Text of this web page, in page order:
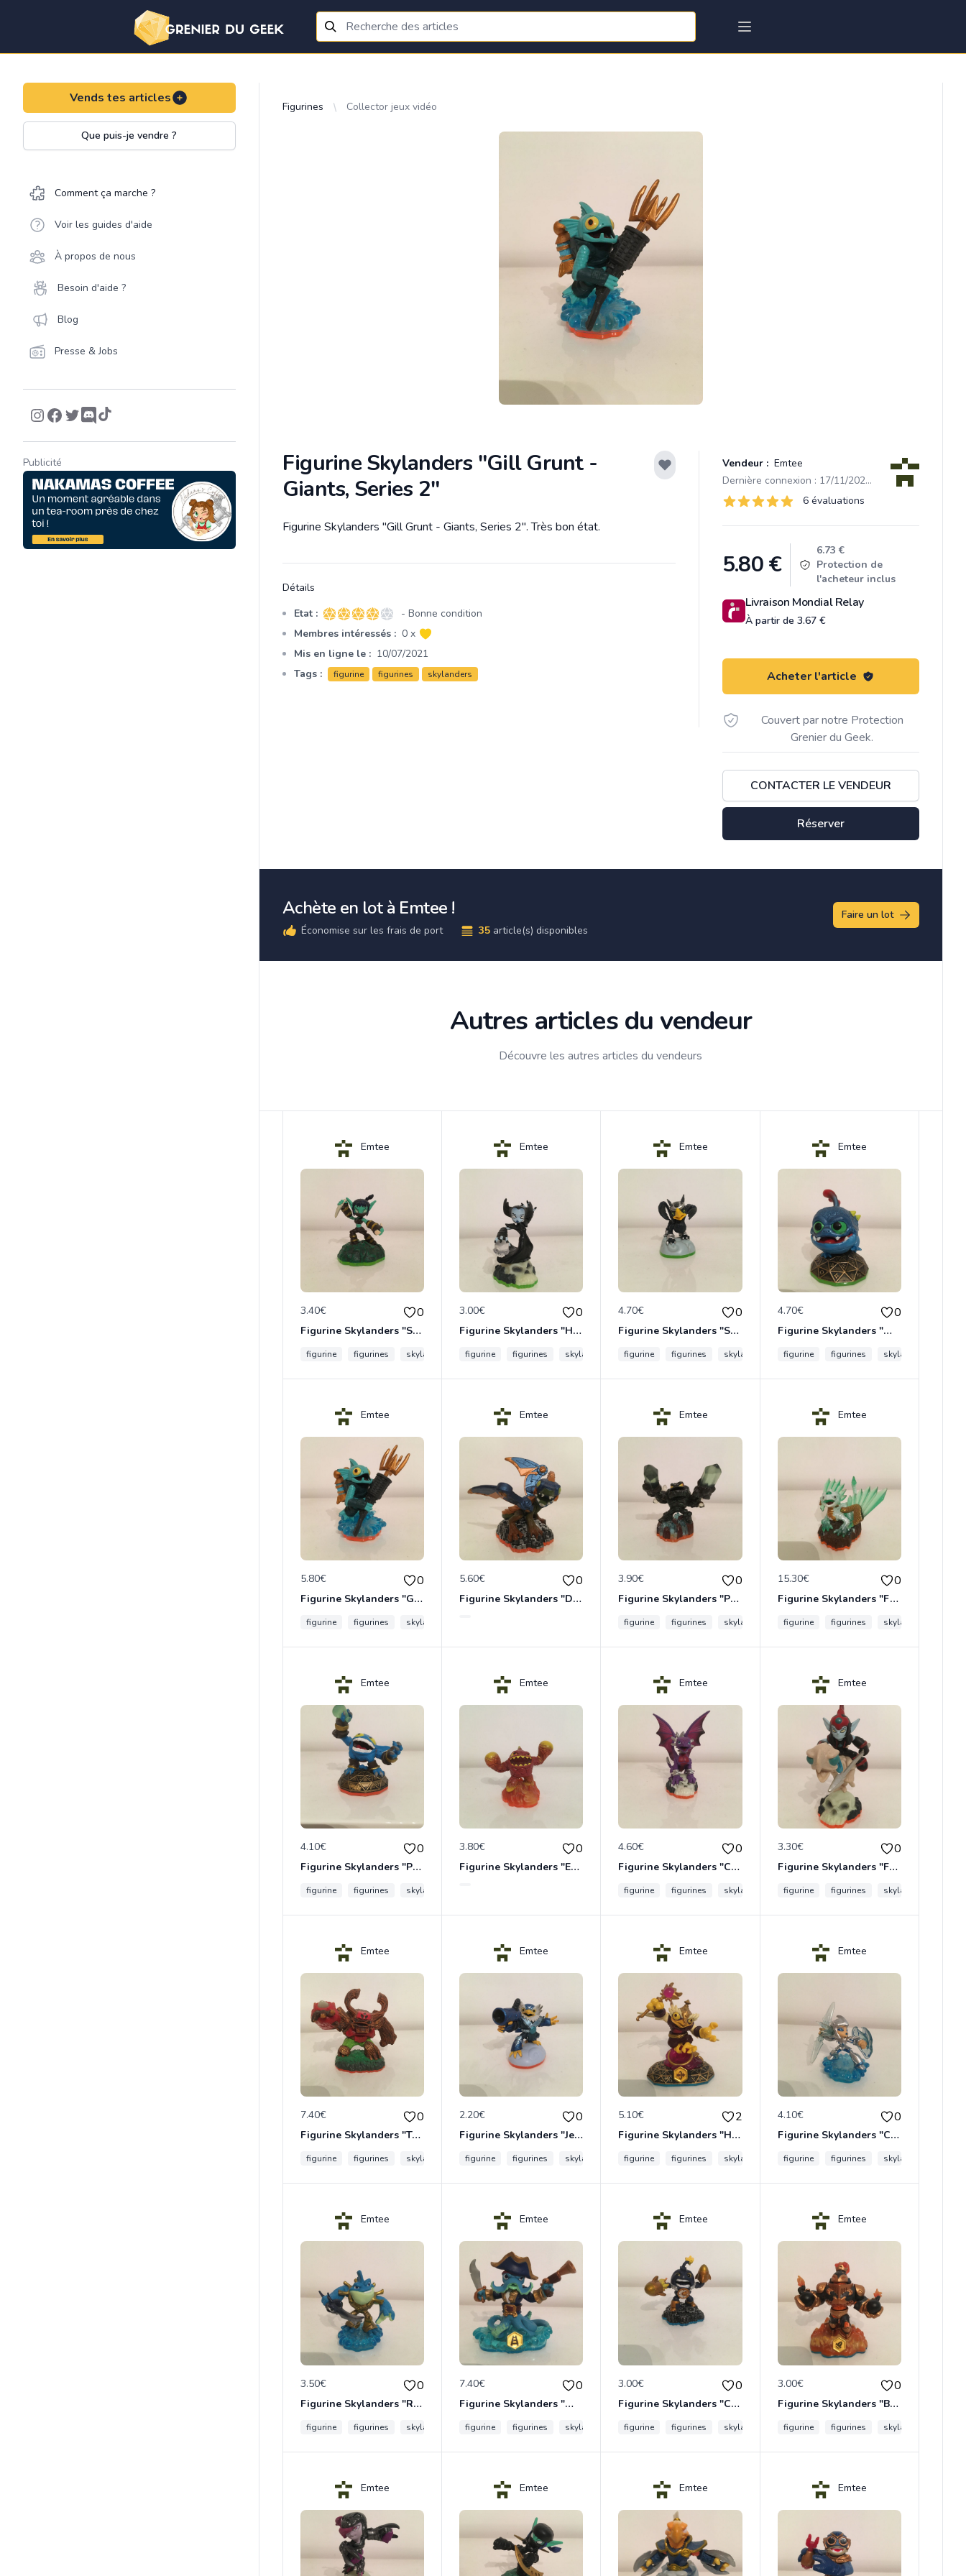
Vends tes articles
Que puis-je vendre ?
Comment ça marche ?
Voir les guides d'aide
À propos de nous
Besoin d'aide ?
Blog
Presse & Jobs
Publicité
Figurines Collector jeux vidéo
Figurine Skylanders "Gill Grunt -
Giants, Series 2"
Vendeur : Emtee
Dernière connexion : 17/11/2024 10:48
Évaluations
6 sur 5 étoiles 6 évaluations
Product information
5.80€
6.73 €
Protection de
l'acheteur inclus
Livraison Mondial Relay
À partir de 3.67 €
Acheter l'article
Couvert par notre Protection
Grenier du Geek.
CONTACTER LE VENDEUR
Réserver
Description
Figurine Skylanders "Gill Grunt - Giants, Series 2". Très bon état.
Détails
Etat : 4 sur 5 étoiles
- Bonne condition
Membres intéressés : 0 x
Mis en ligne le : 10/07/2021
Tags :
figurine figurines skylanders
Achète en lot à Emtee !
Économise sur les frais de port 35 article(s) disponibles
Faire un lot
Autres articles du vendeur
Découvre les autres articles du vendeurs
Emtee
3.40€ 0
Figurine Skylanders "Stealth Elf"
figurine figurines skylanders ninja
Emtee
3.00€ 0
Figurine Skylanders "Hex"
figurine figurines skylanders
Emtee
4.70€ 0
Figurine Skylanders "Sonic Boom"
figurine figurines skylanders
Emtee
4.70€ 0
Figurine Skylanders "Wrecking Ball"
figurine figurines skylanders
Emtee
5.80€ 0
Figurine Skylanders "Gill Grunt - Giants, Series 2"
figurine figurines skylanders
Emtee
5.60€ 0
Figurine Skylanders "Drobot - Giants, Lightcore"
Emtee
3.90€ 0
Figurine Skylanders "Prism Break - Giants, Lightcore"
figurine figurines skylanders
Emtee
15.30€ 0
Figurine Skylanders "Flashwing - Giants, Jade Skylanders"
figurine figurines skylanders
Emtee
4.10€ 0
Figurine Skylanders "Pop Fizz - Giants"
figurine figurines skylanders
Emtee
3.80€ 0
Figurine Skylanders "Eruptor - Giants, Lightcore"
Emtee
4.60€ 0
Figurine Skylanders "Cynder - Giants, Series 2"
figurine figurines skylanders giant
Emtee
3.30€ 0
Figurine Skylanders "Fright Rider - Giants, Series 2"
figurine figurines skylanders
Emtee
7.40€ 0
Figurine Skylanders "Tree Rex - Giants"
figurine figurines skylanders giant
Emtee
2.20€ 0
Figurine Skylanders "Jet-Vac - Giants"
figurine figurines skylanders giant
Emtee
5.10€ 2
Figurine Skylanders "Hoot Loop - Swap Force"
figurine figurines skylanders
Emtee
4.10€ 0
Figurine Skylanders "Chill - Blizzard"
figurine figurines skylanders
Emtee
3.50€ 0
Figurine Skylanders "Riptide - Swap Force"
figurine figurines skylanders
Emtee
7.40€ 0
Figurine Skylanders "Wash Buckler - Swap Force"
figurine figurines skylanders
Emtee
3.00€ 0
Figurine Skylanders "Countdown - Swap Force"
figurine figurines skylanders
Emtee
3.00€ 0
Figurine Skylanders "Blast Zone - Swap Force"
figurine figurines skylanders
Emtee Emtee Emtee Emtee